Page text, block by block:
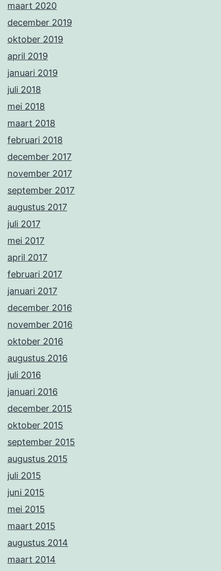
maart 2020
december 2019
oktober 2019
april 2019
januari 2019
juli 2018
mei 2018
maart 2018
februari 2018
december 2017
november 2017
september 2017
augustus 2017
juli 2017
mei 2017
april 2017
februari 2017
januari 2017
december 2016
november 2016
oktober 2016
augustus 2016
juli 2016
januari 2016
december 2015
oktober 2015
september 2015
augustus 2015
juli 2015
juni 2015
mei 2015
maart 2015
augustus 2014
maart 2014